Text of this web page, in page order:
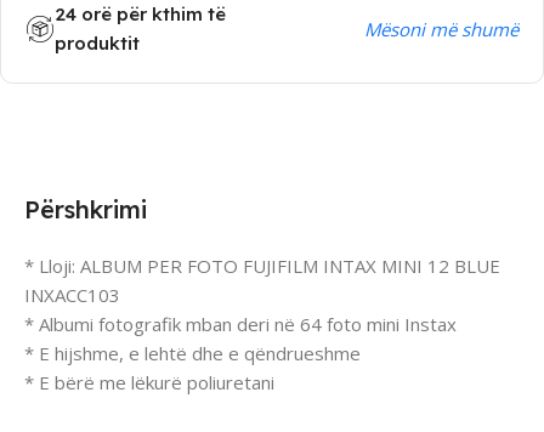
24 orë për kthim të
produktit
Mësoni më shumë
Përshkrimi
* Lloji: ALBUM PER FOTO FUJIFILM INTAX MINI 12 BLUE
INXACC103
* Albumi fotografik mban deri në 64 foto mini Instax
* E hijshme, e lehtë dhe e qëndrueshme
* E bërë me lëkurë poliuretani